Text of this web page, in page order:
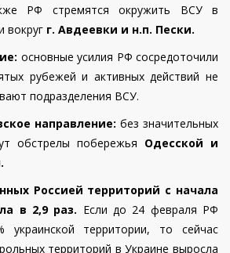
РФ
стремятся окружить ВСУ в
вокруг г. Авдеевки и н.п. Пески.
основные усилия РФ сосредоточили
рубежей и активных действий не
подразделения ВСУ.
направление: без значительных
обстрелы побережья Одесской и
Россией территорий с начала
в 2,9 раз. Если до 24 февраля РФ
украинской территории, то сейчас
территорий в Украине выросла